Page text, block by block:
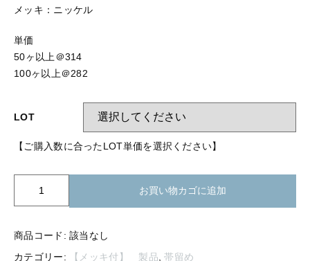
メッキ：ニッケル
単価
50ヶ以上＠314
100ヶ以上＠282
LOT
【ご購入数に合ったLOT単価を選択ください】
留
お買い物カゴに追加
商品コード:該当なし
カテゴリー:
【メッキ付】 製品,帯留め
【留め金具】 クリップ・差込
【留め金具】 マスク用クリップ
【留め金具】 ネクタイピン
【留め金具】 タイタック
【留め金具】 スライダー
【留め金具】 ループタイ金具
【留め金具】 スカーフ留め
【留め金具】 スティックピン
【留め金具】 クリップ・差込
【留め金具】 マスク用クリップ
【留め金具】 ネクタイピン